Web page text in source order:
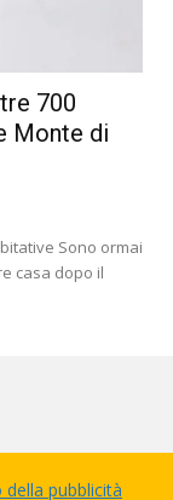
700
Monte di
Sono ormai
casa dopo il
pubblicità